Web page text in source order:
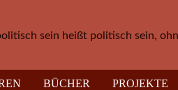
sein heißt politisch sein,
BÜCHER PROJEKTE